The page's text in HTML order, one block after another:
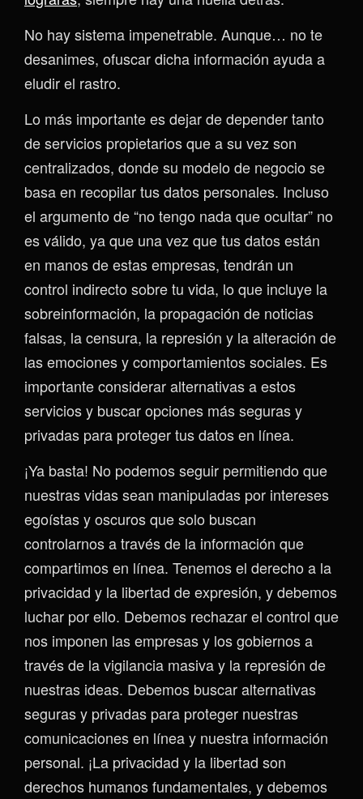
No hay sistema impenetrable. Aunque… no te
desanimes, ofuscar dicha información ayuda a
eludir el rastro.
Lo más importante es dejar de depender tanto
de servicios propietarios que a su vez son
centralizados, donde su modelo de negocio se
basa en recopilar tus datos personales. Incluso
el argumento de “no tengo nada que ocultar” no
es válido, ya que una vez que tus datos están
en manos de estas empresas, tendrán un
control indirecto sobre tu vida, lo que incluye la
sobreinformación, la propagación de noticias
falsas, la censura, la represión y la alteración de
las emociones y comportamientos sociales. Es
importante considerar alternativas a estos
servicios y buscar opciones más seguras y
privadas para proteger tus datos en línea.
¡Ya basta! No podemos seguir permitiendo que
nuestras vidas sean manipuladas por intereses
egoístas y oscuros que solo buscan
controlarnos a través de la información que
compartimos en línea. Tenemos el derecho a la
privacidad y la libertad de expresión, y debemos
luchar por ello. Debemos rechazar el control que
nos imponen las empresas y los gobiernos a
través de la vigilancia masiva y la represión de
nuestras ideas. Debemos buscar alternativas
seguras y privadas para proteger nuestras
comunicaciones en línea y nuestra información
personal. ¡La privacidad y la libertad son
derechos humanos fundamentales, y debemos